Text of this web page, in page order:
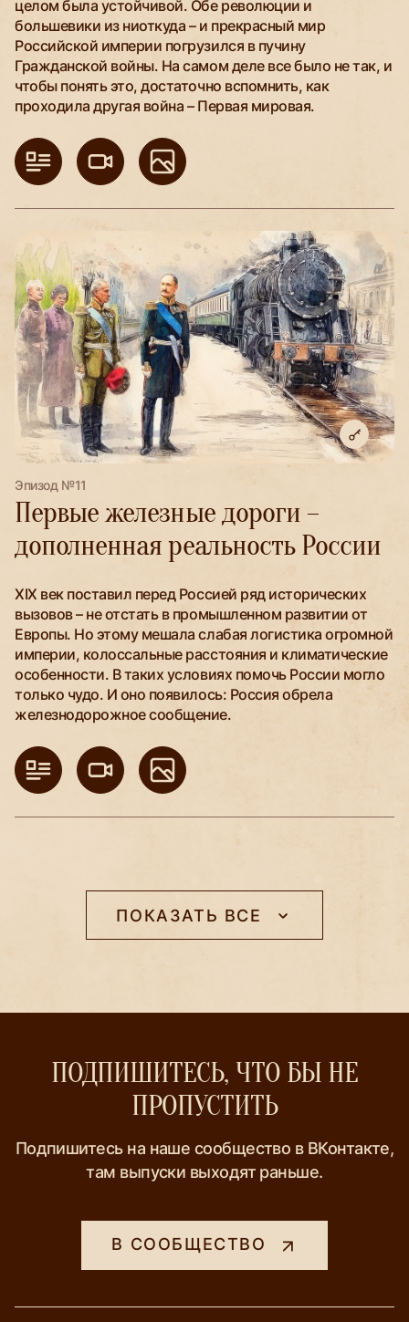
целом была устойчивой. Обе революции и
большевики из ниоткуда – и прекрасный мир
Российской империи погрузился в пучину
Гражданской войны. На самом деле все было не так, и
чтобы понять это, достаточно вспомнить, как
проходила другая война – Первая мировая.
Эпизод №11
Первые железные дороги –
дополненная реальность России
XIX век поставил перед Россией ряд исторических
вызовов – не отстать в промышленном развитии от
Европы. Но этому мешала слабая логистика огромной
империи, колоссальные расстояния и климатические
особенности. В таких условиях помочь России могло
только чудо. И оно появилось: Россия обрела
железнодорожное сообщение.
ПОКАЗАТЬ ВСЕ
ПОДПИШИТЕСЬ, ЧТО БЫ НЕ
ПРОПУСТИТЬ
Подпишитесь на наше сообщество в ВКонтакте,
там выпуски выходят раньше.
В СООБЩЕСТВО